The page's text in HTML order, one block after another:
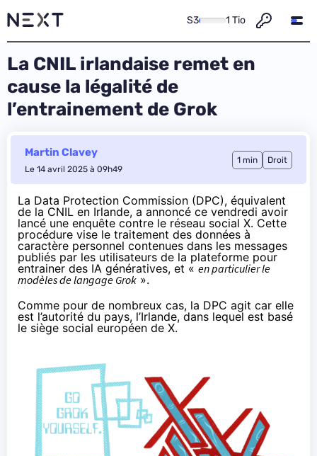
S3 1 Tio
La CNIL irlandaise remet en
cause la légalité de
l’entrainement de Grok
Martin Clavey
Le 14 avril 2025 à 09h49
1 min Droit
La Data Protection Commission (DPC), équivalent
de la CNIL en Irlande, a annoncé ce vendredi avoir
lancé une enquête contre le réseau social X. Cette
procédure vise le traitement des données à
caractère personnel contenues dans les messages
publiés par les utilisateurs de la plateforme pour
entrainer des IA génératives, et « en particulier le
modèles de langage Grok ».
Comme pour de nombreux cas, la DPC agit car elle
est l’autorité du pays, l’Irlande, dans lequel est basé
le siège social européen de X.